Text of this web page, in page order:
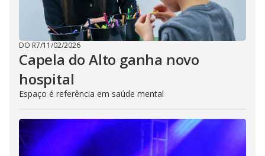
DO R7/11/02/2026
Capela do Alto ganha novo
hospital
Espaço é referência em saúde mental